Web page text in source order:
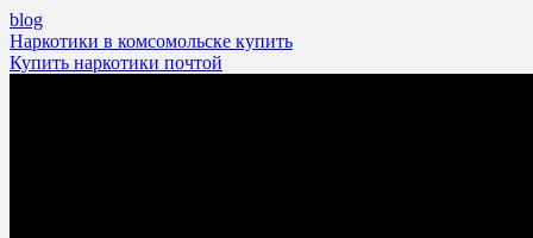
blog
Post
navigation
Наркотики в комсомольске купить
Купить наркотики почтой